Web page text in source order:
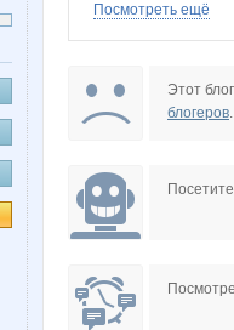
Посмотреть ещё
Этот
блогеров.